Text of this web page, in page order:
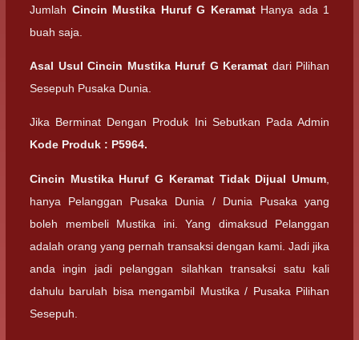
Jumlah Cincin Mustika Huruf G Keramat Hanya ada 1
buah saja.
Asal Usul Cincin Mustika Huruf G Keramat dari Pilihan
Sesepuh Pusaka Dunia.
Jika Berminat Dengan Produk Ini Sebutkan Pada Admin
Kode Produk : P5964.
Cincin Mustika Huruf G Keramat Tidak Dijual Umum
hanya Pelanggan Pusaka Dunia / Dunia Pusaka yang
boleh membeli Mustika ini. Yang dimaksud Pelanggan
adalah orang yang pernah transaksi dengan kami. Jadi jika
anda ingin jadi pelanggan silahkan transaksi satu kali
dahulu barulah bisa mengambil Mustika / Pusaka Pilihan
Sesepuh.